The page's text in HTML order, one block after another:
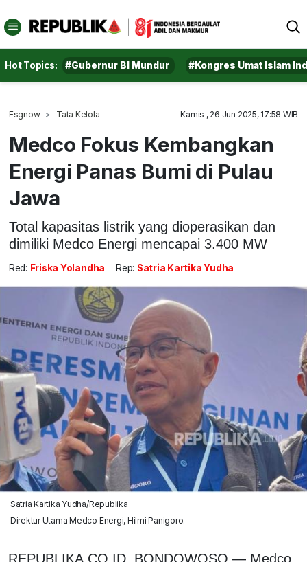
Hot Topics: #Gubernur BI Mundur #Kongres Umat Islam
Esgnow Tata Kelola Kamis , 26 Jun 2025, 17:58 WIB
Medco Fokus Kembangkan
Energi Panas Bumi di Pulau
Jawa
Total kapasitas listrik yang dioperasikan dan
dimiliki Medco Energi mencapai 3.400 MW
Red: Friska Yolandha Rep: Satria Kartika Yudha
Satria Kartika Yudha/Republika
Direktur Utama Medco Energi, Hilmi Panigoro.
REPUBLIKA.CO.ID, BONDOWOSO — Medco